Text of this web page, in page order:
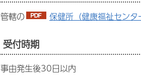
管轄の 保健所（健康福祉セン
受付時期
事由発生後30日以内